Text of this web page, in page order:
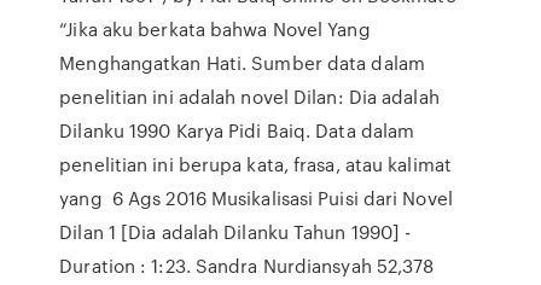
“Jika aku berkata bahwa Novel Yang
Menghangatkan Hati. Sumber data dalam
penelitian ini adalah novel Dilan: Dia adalah
Dilanku 1990 Karya Pidi Baiq. Data dalam
penelitian ini berupa kata, frasa, atau kalimat
yang 6 Ags 2016 Musikalisasi Puisi dari Novel
Dilan 1 [Dia adalah Dilanku Tahun 1990] -
Duration : 1:23. Sandra Nurdiansyah 52,378